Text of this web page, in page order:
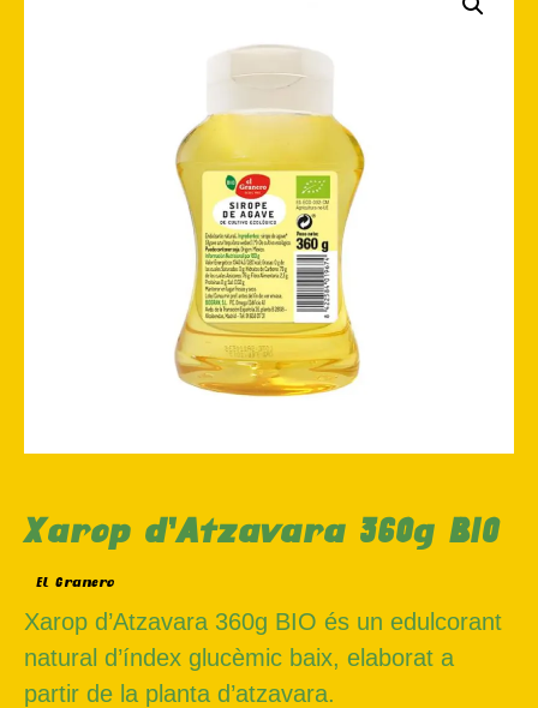
Xarop d’Atzavara 360g BIO
El Granero
Xarop d’Atzavara 360g BIO és un edulcorant
natural d’índex glucèmic baix, elaborat a
partir de la planta d’atzavara.